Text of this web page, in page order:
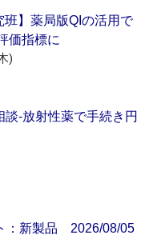
班】薬局版QIの活用で
価指標に
)
‐放射性薬で手続き円
：新製品 2026/08/05